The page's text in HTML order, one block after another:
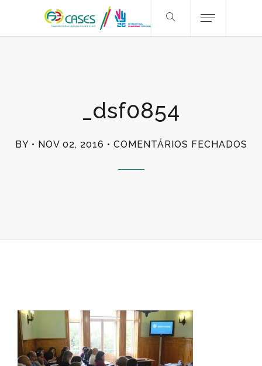
_dsf0854
BY NOV 02, 2016 COMENTÁRIOS FECHADOS